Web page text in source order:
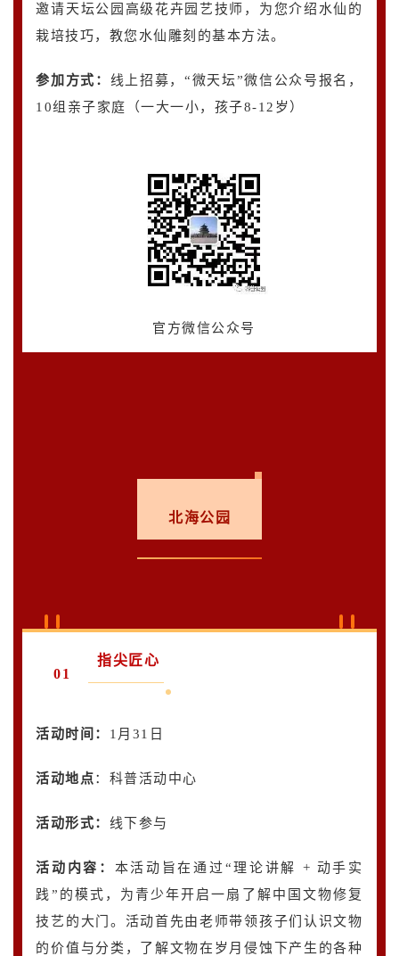
邀请天坛公园高级花卉园艺技师，为您介绍水仙的
栽培技巧，教您水仙雕刻的基本方法。
参加方式： 线上招募，“微天坛”微信公众号报名，
10组亲子家庭（一大一小，孩子8-12岁）
官方微信公众号
北海公园
01
指尖匠心
活动时间： 1月31日
活动地点：科普活动中心
活动形式： 线下参与
活动内容 ： 本活动旨在通过“理论讲解 + 动手实
践”的模式，为青少年开启一扇了解中国文物修复
技艺的大门。活动首先由老师带领孩子们认识文物
的价值与分类，了解文物在岁月侵蚀下产生的各种